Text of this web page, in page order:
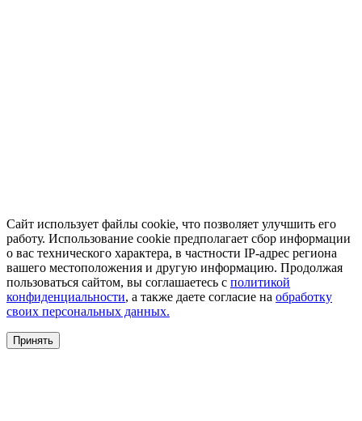
Сайт использует файлы cookie, что позволяет улучшить его
работу. Использование cookie предполагает сбор информации
о вас технического характера, в частности IP-адрес региона
вашего местоположения и другую информацию. Продолжая
пользоваться сайтом, вы соглашаетесь с политикой
конфиденциальности, а также даете согласие на обработку
своих персональных данных.
Принять